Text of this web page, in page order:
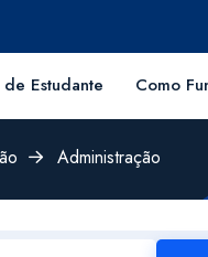
Estudante Como
Administração